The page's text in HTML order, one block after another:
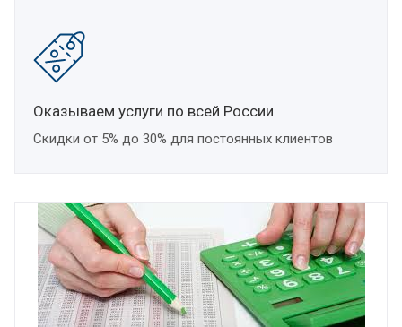
Оказываем услуги по всей России
Скидки от 5% до 30% для постоянных клиентов